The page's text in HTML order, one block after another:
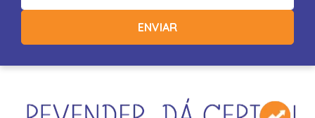
ENVIAR